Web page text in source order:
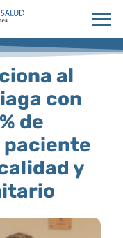
al
con
de
y